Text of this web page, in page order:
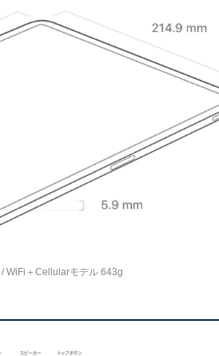
＋Cellularモデル 643g